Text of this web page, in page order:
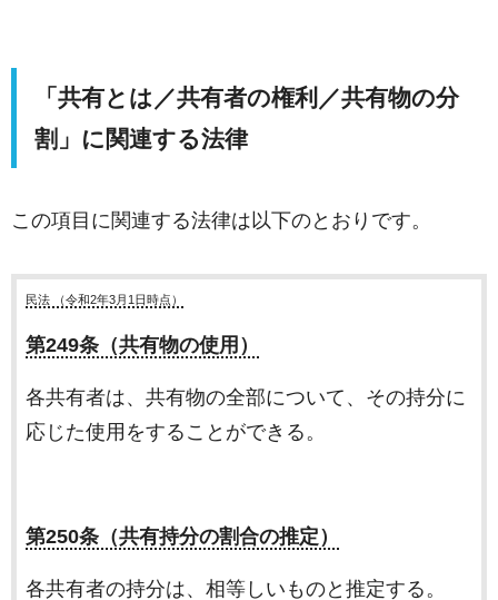
「共有とは／共有者の権利／共有物の分
割」に関連する法律
この項目に関連する法律は以下のとおりです。
民法 （令和2年3月1日時点）
第249条（共有物の使用）
各共有者は、共有物の全部について、その持分に
応じた使用をすることができる。
第250条（共有持分の割合の推定）
各共有者の持分は、相等しいものと推定する。